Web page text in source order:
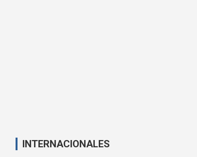
INTERNACIONALES